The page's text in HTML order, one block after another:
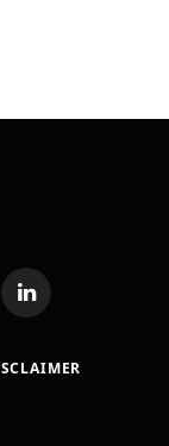
LinkedIn